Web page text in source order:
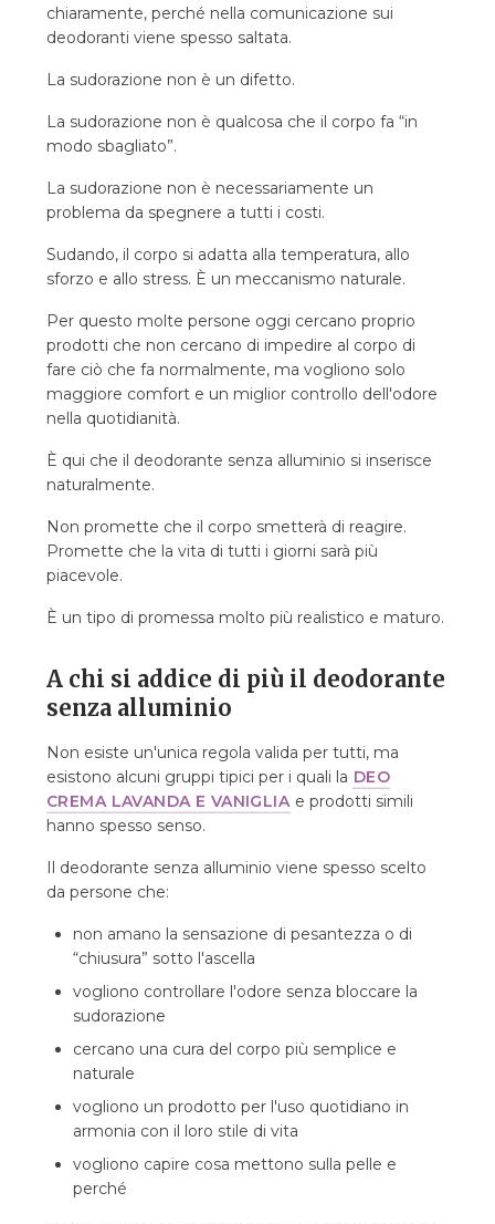
chiaramente, perché nella comunicazione sui
deodoranti viene spesso saltata.
La sudorazione non è un difetto.
La sudorazione non è qualcosa che il corpo fa “in
modo sbagliato”.
La sudorazione non è necessariamente un
problema da spegnere a tutti i costi.
Sudando, il corpo si adatta alla temperatura, allo
sforzo e allo stress. È un meccanismo naturale.
Per questo molte persone oggi cercano proprio
prodotti che non cercano di impedire al corpo di
fare ciò che fa normalmente, ma vogliono solo
maggiore comfort e un miglior controllo dell'odore
nella quotidianità.
È qui che il deodorante senza alluminio si inserisce
naturalmente.
Non promette che il corpo smetterà di reagire.
Promette che la vita di tutti i giorni sarà più
piacevole.
È un tipo di promessa molto più realistico e maturo.
A chi si addice di più il deodorante
senza alluminio
Non esiste un'unica regola valida per tutti, ma
esistono alcuni gruppi tipici per i quali la DEO
CREMA LAVANDA E VANIGLIA e prodotti simili
hanno spesso senso.
Il deodorante senza alluminio viene spesso scelto
da persone che:
non amano la sensazione di pesantezza o di
“chiusura” sotto l'ascella
vogliono controllare l'odore senza bloccare la
sudorazione
cercano una cura del corpo più semplice e
naturale
vogliono un prodotto per l'uso quotidiano in
armonia con il loro stile di vita
vogliono capire cosa mettono sulla pelle e
perché